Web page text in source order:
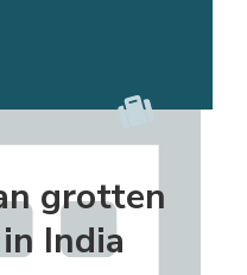
grotten
India